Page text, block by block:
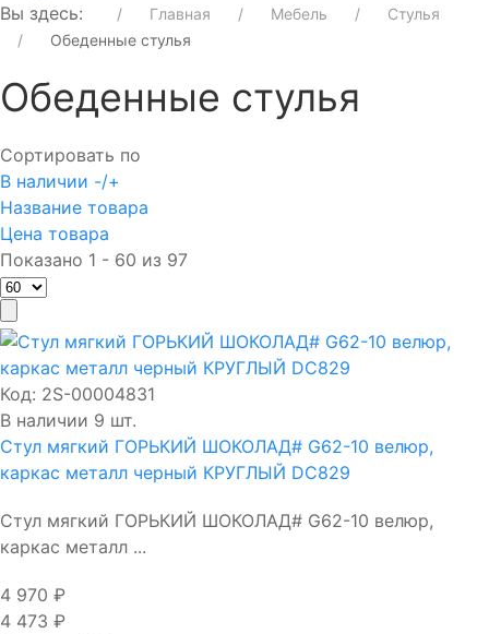
Вы здесь:
Главная Мебель
Стулья
Обеденные стулья
Обеденные стулья
Сортировать по
В наличии -/+
Название товара
Цена товара
Показано 1 - 60 из 97
Код: 2S-00004831
В наличии 9 шт.
Стул мягкий ГОРЬКИЙ ШОКОЛАД# G62-10 велюр,
каркас металл черный КРУГЛЫЙ DC829
Стул мягкий ГОРЬКИЙ ШОКОЛАД# G62-10 велюр,
каркас металл ...
4 970 ₽
4 473 ₽